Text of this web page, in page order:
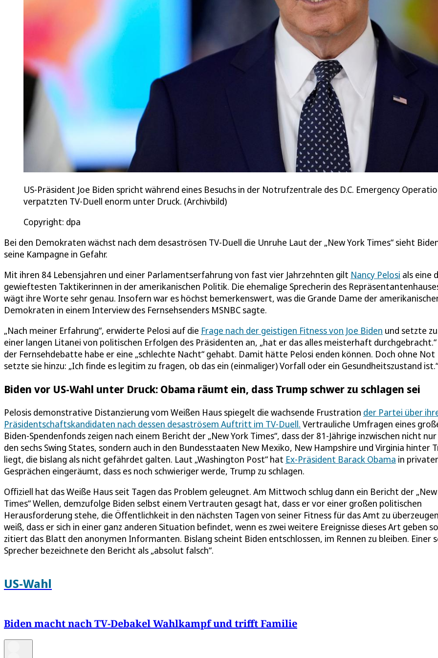
US-Präsident Joe Biden spricht während eines Besuchs in der Notrufzentrale des D.C. Emergency
verpatzten TV-Duell enorm unter Druck. (Archivbild)
Copyright: dpa
Bei den Demokraten wächst nach dem desaströsen TV-Duell die Unruhe Laut der „New York Times“ sieht
seine Kampagne in Gefahr.
Mit ihren 84 Lebensjahren und einer Parlamentserfahrung von fast vier Jahrzehnten gilt Nancy Pelosi als eine
gewieftesten Taktikerinnen in der amerikanischen Politik. Die ehemalige Sprecherin des
wägt ihre Worte sehr genau. Insofern war es höchst bemerkenswert, was die Grande Dame der
Demokraten in einem Interview des Fernsehsenders MSNBC sagte.
„Nach meiner Erfahrung“, erwiderte Pelosi auf die Frage nach der geistigen Fitness von Joe Biden und setzte zu
einer langen Litanei von politischen Erfolgen des Präsidenten an, „hat er das alles meisterhaft
der Fernsehdebatte habe er eine „schlechte Nacht“ gehabt. Damit hätte Pelosi enden können. Doch ohne Not
setzte sie hinzu: „Ich finde es legitim zu fragen, ob das ein (einmaliger) Vorfall oder ein Gesundheitszustand ist.“
Biden vor US-Wahl unter Druck: Obama räumt ein, dass Trump schwer zu schlagen sei
Pelosis demonstrative Distanzierung vom Weißen Haus spiegelt die wachsende Frustration der Partei über
Präsidentschaftskandidaten nach dessen desaströsem Auftritt im TV-Duell. Vertrauliche Umfragen eines
Biden-Spendenfonds zeigen nach einem Bericht der „New York Times“, dass der 81-Jährige inzwischen nicht
den sechs Swing States, sondern auch in den Bundesstaaten New Mexiko, New Hampshire und Virginia hinter
liegt, die bislang als nicht gefährdet galten. Laut „Washington Post“ hat Ex-Präsident Barack Obama in
Gesprächen eingeräumt, dass es noch schwieriger werde, Trump zu schlagen.
Offiziell hat das Weiße Haus seit Tagen das Problem geleugnet. Am Mittwoch schlug dann ein Bericht der
Times“ Wellen, demzufolge Biden selbst einem Vertrauten gesagt hat, dass er vor einer großen politischen
Herausforderung stehe, die Öffentlichkeit in den nächsten Tagen von seiner Fitness für das Amt zu
weiß, dass er sich in einer ganz anderen Situation befindet, wenn es zwei weitere Ereignisse dieses Art geben
zitiert das Blatt den anonymen Informanten. Bislang scheint Biden entschlossen, im Rennen zu bleiben. Einer
Sprecher bezeichnete den Bericht als „absolut falsch“.
US-Wahl
Biden macht nach TV-Debakel Wahlkampf und trifft Familie